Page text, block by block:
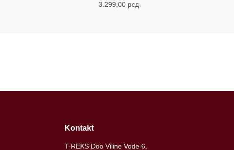
3.299,00 рсд
Kontakt
T-REKS Doo Viline Vode 6,